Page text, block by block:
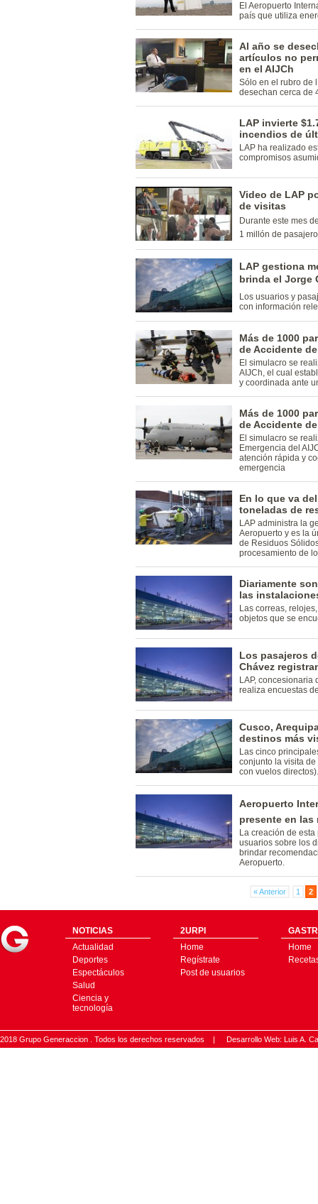
El Aeropuerto
país que utiliza
Al año se
artículos no
en el AIJCh
Sólo en el rubro de
desechan cerca de
LAP invierte
incendios de
LAP ha realizado
compromisos
Video de LAP
de visitas
Durante este mes
1 millón de
LAP gestiona
brinda el Jorge
Los usuarios y
con información
Más de 1000
de Accidente
El simulacro se
AIJCh, el cual
y coordinada ante
Más de 1000
de Accidente
El simulacro se
Emergencia del
atención rápida y
emergencia
En lo que va
toneladas de
LAP administra la
Aeropuerto y es la
de Residuos
procesamiento de
Diariamente
las
Las correas,
objetos que se
Los pasajeros
Chávez
LAP, concesionaria
realiza encuestas
Cusco,
destinos más
Las cinco
conjunto la visita
con vuelos directos).
Aeropuerto
presente en las
La creación de
usuarios sobre los
brindar
Aeropuerto.
« Anterior 1 2
NOTICIAS
Actualidad
Deportes
Espectáculos
Salud
Ciencia y
tecnología
2URPI
Home
Regístrate
Post de usuarios
Home
2018 Grupo Generaccion . Todos los derechos reservados | Desarrollo Web: Luis